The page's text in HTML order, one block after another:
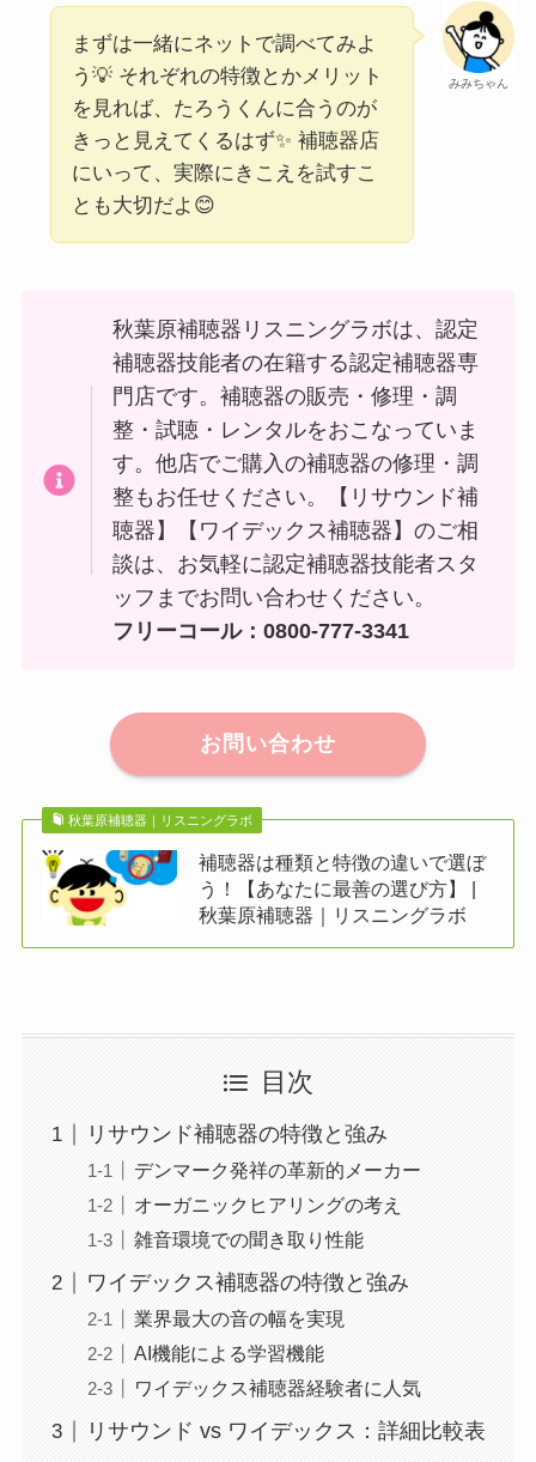
みみちゃん
まずは一緒にネットで調べてみよ
う💡 それぞれの特徴とかメリット
を見れば、たろうくんに合うのが
きっと見えてくるはず✨ 補聴器店
にいって、実際にきこえを試すこ
とも大切だよ😊
秋葉原補聴器リスニングラボは、認定
補聴器技能者の在籍する認定補聴器専
門店です。補聴器の販売・修理・調
整・試聴・レンタルをおこなっていま
す。他店でご購入の補聴器の修理・調
整もお任せください。【リサウンド補
聴器】【ワイデックス補聴器】のご相
談は、お気軽に認定補聴器技能者スタ
ッフまでお問い合わせください。
フリーコール：0800-777-3341
お問い合わせ
秋葉原補聴器｜リスニングラボ
補聴器は種類と特徴の違いで選ぼ
う！【あなたに最善の選び方】 |
秋葉原補聴器｜リスニングラボ
目次
リサウンド補聴器の特徴と強み
デンマーク発祥の革新的メーカー
オーガニックヒアリングの考え
雑音環境での聞き取り性能
ワイデックス補聴器の特徴と強み
業界最大の音の幅を実現
AI機能による学習機能
ワイデックス補聴器経験者に人気
リサウンド vs ワイデックス：詳細比較表